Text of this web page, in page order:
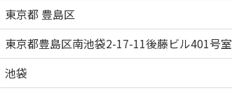
東京都 豊島区
東京都豊島区南池袋2-17-11後藤ビル401号室
池袋